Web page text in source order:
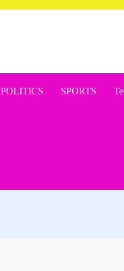
POLITICS SPORTS